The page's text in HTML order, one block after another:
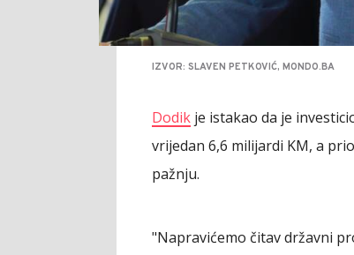
IZVOR: SLAVEN PETKOVIĆ, MONDO.BA
Dodik je istakao da je
vrijedan 6,6 milijardi KM, a
pažnju.
"Napravićemo čitav državni